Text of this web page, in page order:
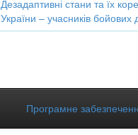
Дезадаптивні стани та їх
України – учасників
Програмне